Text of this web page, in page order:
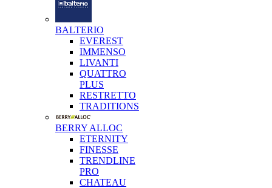
BALTERIO
EVEREST
IMMENSO
LIVANTI
QUATTRO
PLUS
RESTRETTO
TRADITIONS
BERRY ALLOC
ETERNITY
FINESSE
TRENDLINE
PRO
CHATEAU